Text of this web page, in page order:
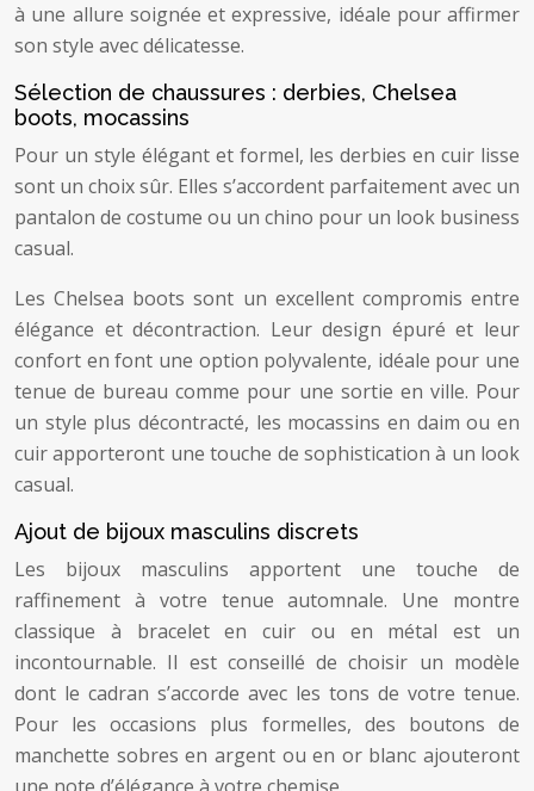
à une allure soignée et expressive, idéale pour affirmer
son style avec délicatesse.
Sélection de chaussures : derbies, Chelsea
boots, mocassins
Pour un style élégant et formel, les derbies en cuir lisse
sont un choix sûr. Elles s’accordent parfaitement avec un
pantalon de costume ou un chino pour un look business
casual.
Les Chelsea boots sont un excellent compromis entre
élégance et décontraction. Leur design épuré et leur
confort en font une option polyvalente, idéale pour une
tenue de bureau comme pour une sortie en ville. Pour
un style plus décontracté, les mocassins en daim ou en
cuir apporteront une touche de sophistication à un look
casual.
Ajout de bijoux masculins discrets
Les bijoux masculins apportent une touche de
raffinement à votre tenue automnale. Une montre
classique à bracelet en cuir ou en métal est un
incontournable. Il est conseillé de choisir un modèle
dont le cadran s’accorde avec les tons de votre tenue.
Pour les occasions plus formelles, des boutons de
manchette sobres en argent ou en or blanc ajouteront